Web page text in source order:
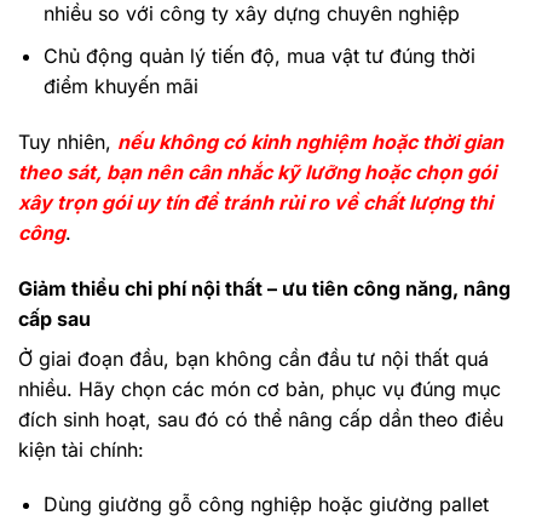
nhiều so với công ty xây dựng chuyên nghiệp
Chủ động quản lý tiến độ, mua vật tư đúng thời
điểm khuyến mãi
Tuy nhiên, nếu không có kinh nghiệm hoặc thời gian
theo sát, bạn nên cân nhắc kỹ lưỡng hoặc chọn gói
xây trọn gói uy tín để tránh rủi ro về chất lượng thi
công.
Giảm thiểu chi phí nội thất – ưu tiên công năng, nâng
cấp sau
Ở giai đoạn đầu, bạn không cần đầu tư nội thất quá
nhiều. Hãy chọn các món cơ bản, phục vụ đúng mục
đích sinh hoạt, sau đó có thể nâng cấp dần theo điều
kiện tài chính:
Dùng giường gỗ công nghiệp hoặc giường pallet